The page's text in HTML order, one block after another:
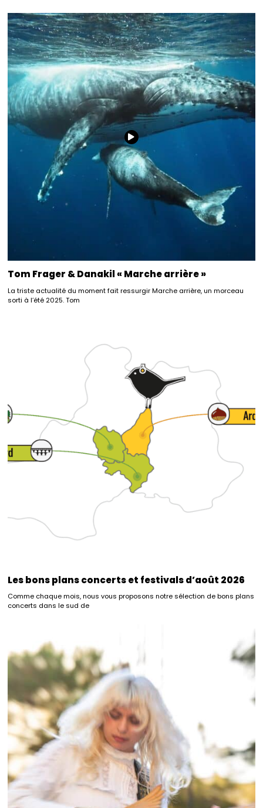
Tom Frager & Danakil « Marche arrière »
La triste actualité du moment fait ressurgir Marche arrière, un morceau
sorti à l’été 2025. Tom
Les bons plans concerts et festivals d’août 2026
Comme chaque mois, nous vous proposons notre sélection de bons plans
concerts dans le sud de